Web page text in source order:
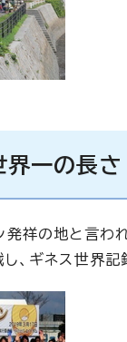
一の長さ
発祥の地と言わ
、ギネス世界